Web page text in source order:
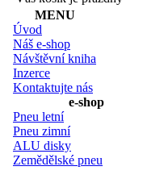
MENU
Úvod
Náš e-shop
Návštěvní kniha
Inzerce
Kontaktujte nás
e-shop
Pneu letní
Pneu zimní
ALU disky
Zemědělské pneu